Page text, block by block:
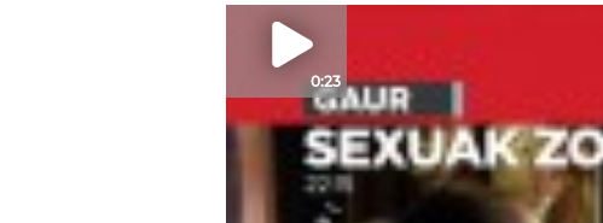
0:23